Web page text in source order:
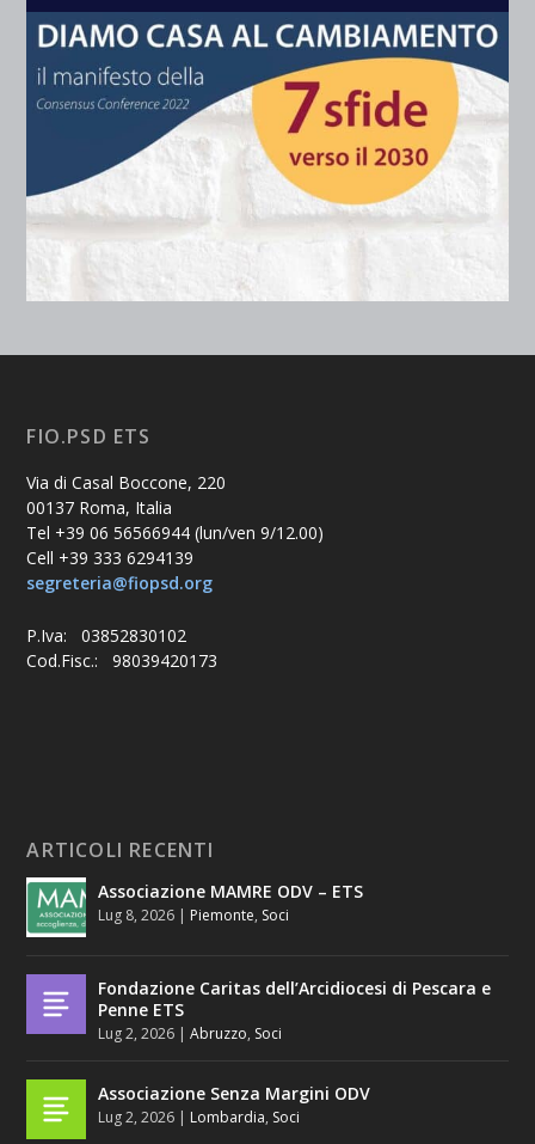
FIO.PSD ETS
Via di Casal Boccone, 220
00137 Roma, Italia
Tel +39 06 56566944 (lun/ven 9/12.00)
Cell +39 333 6294139
segreteria@fiopsd.org
P.Iva: 03852830102
Cod.Fisc.: 98039420173
ARTICOLI RECENTI
Associazione MAMRE ODV – ETS
Lug 8, 2026 | Piemonte, Soci
Fondazione Caritas dell’Arcidiocesi di Pescara e
Penne ETS
Lug 2, 2026 |Abruzzo, Soci
Associazione Senza Margini ODV
Lug 2, 2026 | Lombardia, Soci